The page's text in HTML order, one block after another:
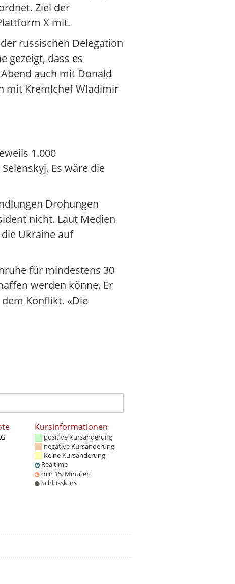
Ziel der
X mit.
russischen Delegation
gezeigt, dass es
auch mit Donald
mit Kremlchef Wladimir
1.000
Es wäre die
Drohungen
nicht. Laut Medien
Ukraine auf
für mindestens 30
werden könne. Er
Konflikt. «Die
Kursinformationen
positive Kursänderung
negative Kursänderung
Keine Kursänderung
Realtime
min 15. Minuten
Schlusskurs